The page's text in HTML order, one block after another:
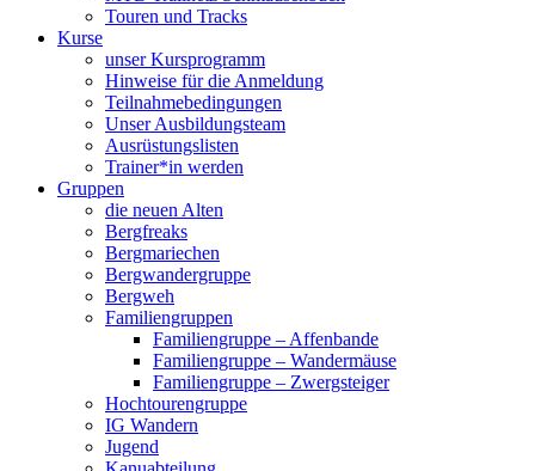
Touren und Tracks
Kurse
unser Kursprogramm
Hinweise für die Anmeldung
Teilnahmebedingungen
Unser Ausbildungsteam
Ausrüstungslisten
Trainer*in werden
Gruppen
die neuen Alten
Bergfreaks
Bergmariechen
Bergwandergruppe
Bergweh
Familiengruppen
Familiengruppe – Affenbande
Familiengruppe – Wandermäuse
Familiengruppe – Zwergsteiger
Hochtourengruppe
IG Wandern
Jugend